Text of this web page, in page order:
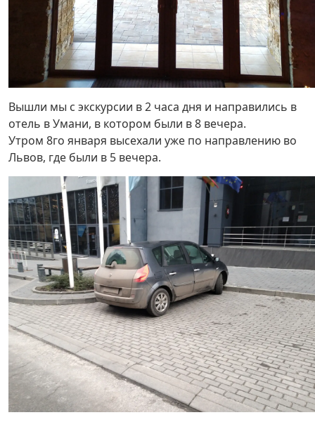
Вышли мы с экскурсии в 2 часа дня и направились в
отель в Умани, в котором были в 8 вечера.
Утром 8го января высехали уже по направлению во
Львов, где были в 5 вечера.